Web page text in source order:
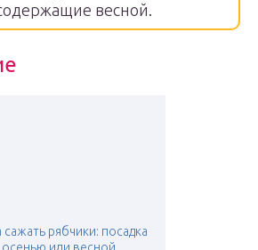
весной.
сажать рябчики: посадка